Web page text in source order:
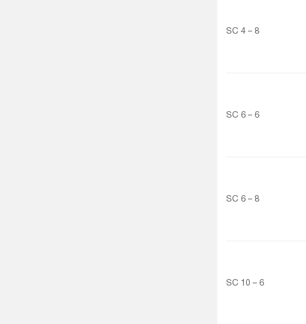
SC 4 – 8
SC 6 – 6
SC 6 – 8
SC 10 – 6